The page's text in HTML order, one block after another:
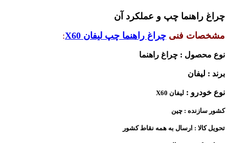
چراغ راهنما چپ و عملکرد آن
مشخصات فنی چراغ راهنما چپ لیفان :
نوع محصول : چراغ راهنما
برند : لیفان
نوع خودرو : لیفان X60
کشور سازنده : چین
تحویل کالا : ارسال به همه نقاط کشور